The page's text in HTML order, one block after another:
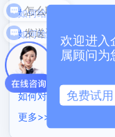
如何给顾客开产品订单
如何给顾客开药品订单
如何给顾客开欠款订单
如何给顾客开储值赠送
如何对订单进行退款操
更多>>
发送资料
怎么联系
欢迎进入
属顾问为
免费试用